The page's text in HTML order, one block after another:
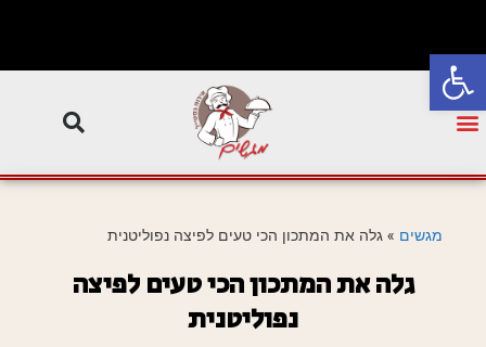
פתח סרגל נגישות
מגשים » גלה את המתכון הכי טעים לפיצה נפוליטנית
גלה את המתכון הכי טעים לפיצה
נפוליטנית